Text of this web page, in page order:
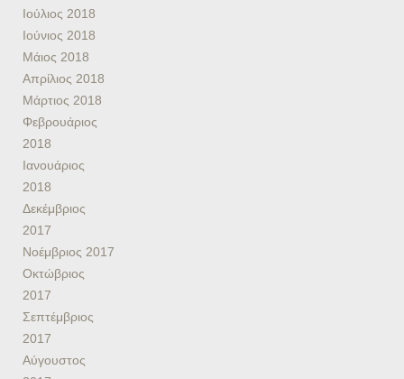
Ιούλιος 2018
Ιούνιος 2018
Μάιος 2018
Απρίλιος 2018
Μάρτιος 2018
Φεβρουάριος
2018
Ιανουάριος
2018
Δεκέμβριος
2017
Νοέμβριος 2017
Οκτώβριος
2017
Σεπτέμβριος
2017
Αύγουστος